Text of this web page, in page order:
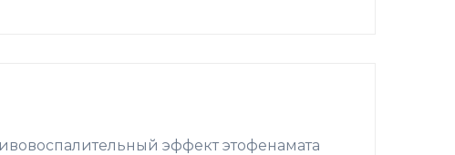
эффект этофенамата